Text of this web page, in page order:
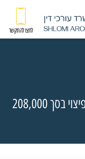
לחצו להתקשר
דלת נסגרה על אצבע של עובד – פיצוי בסך 208,000